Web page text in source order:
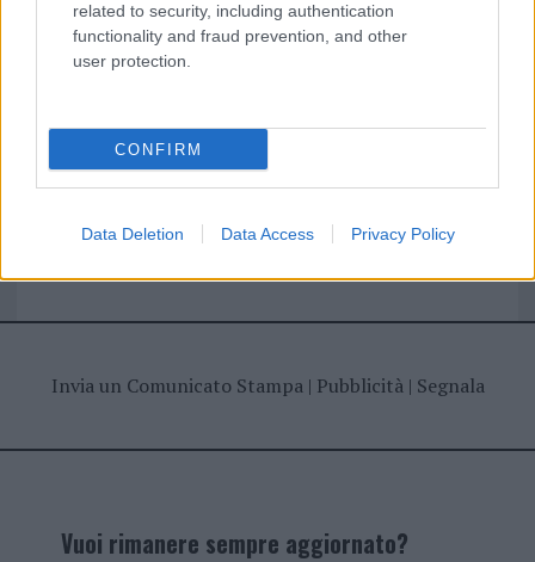
related to security, including authentication
functionality and fraud prevention, and other
user protection.
CONFIRM
Data Deletion Data Access Privacy Policy
I nostri cari
Giovannimaria Cabras
Invia un Comunicato Stampa| Pubblicità| Segnala
Vuoi rimanere sempre aggiornato?